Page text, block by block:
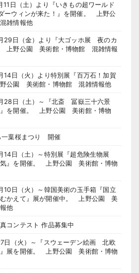
11日（土）より『いきもの超ワールド
ーウィンが来た！』を開催。 上野公
雑情報他
29日（金）より『大ゴッホ展 夜のカ
上野公園 美術館・博物館 混雑情報
14日（火）より特別展『百万石！加賀
公園 美術館・博物館 混雑情報他
28日（土）～『北斎 冨嶽三十六景
』を開催。 上野公園 美術館・博物
葉桜まつり 開催
14日（土）～特別展『超危険生物展
気』を開催。 上野公園 美術館・博物
10日（火）～韓国美術の玉手箱『国立
むかえて』展が開催中。 上野公園 美
他
コンテスト 作品募集中
日（火）～『スウェーデン絵画 北欧
』展を開催。 上野公園 美術館・博物